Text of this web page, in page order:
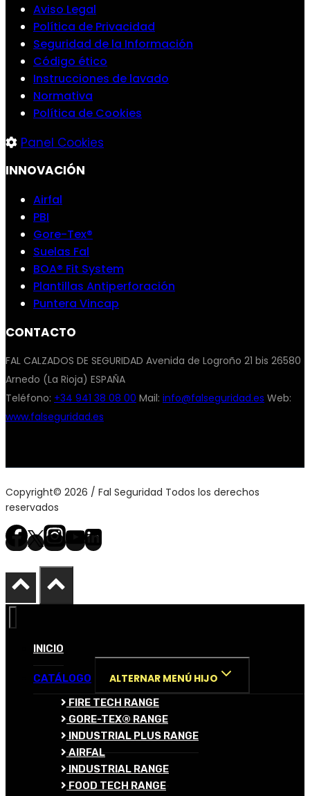
Aviso Legal
Política de Privacidad
Seguridad de la Información
Código ético
Instrucciones de lavado
Normativa
Política de Cookies
Panel Cookies
INNOVACIÓN
Airfal
PBI
Gore-Tex®
Suelas Fal
BOA® Fit System
Plantillas Antiperforación
Puntera Vincap
CONTACTO
FAL CALZADOS DE SEGURIDAD Avenida de Logroño 21 bis 26580
Arnedo (La Rioja) ESPAÑA
Teléfono: +34 941 38 08 00 Mail: info@falseguridad.es Web:
www.falseguridad.es
Copyright© 2026 / Fal Seguridad Todos los derechos
reservados
INICIO
CATÁLOGO ALTERNAR MENÚ HIJO
FIRE TECH RANGE
GORE-TEX® RANGE
INDUSTRIAL PLUS RANGE
AIRFAL
INDUSTRIAL RANGE
FOOD TECH RANGE